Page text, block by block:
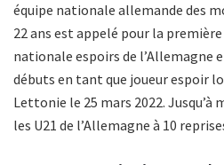
équipe nationale allemande des
22 ans est appelé pour la
nationale espoirs de l’Allemagne
débuts en tant que joueur espoir
Lettonie le 25 mars 2022.
les U21 de l’Allemagne à 10